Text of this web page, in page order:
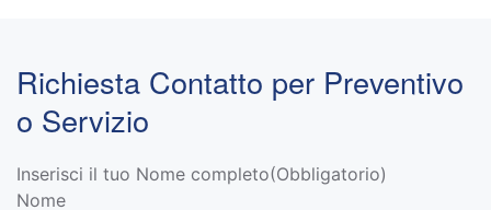
Richiesta Contatto per Preventivo
o Servizio
Inserisci il tuo Nome completo(Obbligatorio)
Nome